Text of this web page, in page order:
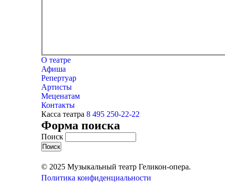
О театре
Афиша
Репертуар
Артисты
Меценатам
Контакты
Касса театра 8 495 250-22-22
Форма поиска
Поиск
© 2025 Музыкальный театр Геликон-опера.
Политика конфиденциальности